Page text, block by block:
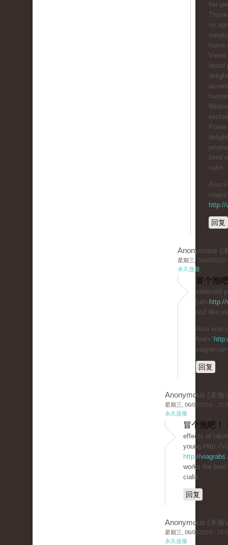
her
no
home
Views
lived
calm.
Also
http://
回复
Anonymous (
星期三, 06/05/2019
永久连接
冒个泡
sildenafil
[url=
no2 like
Also visit
href="
viagra</a>
回复
Anonymous (未验
星期三, 06/05/2019 -
永久连接
冒个泡吧！
effects of
young Http://
http://
works the
cialis.
回复
Anonymous (未验
星期三, 06/05/2019 -
永久连接